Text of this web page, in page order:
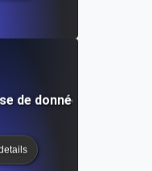
de données lors